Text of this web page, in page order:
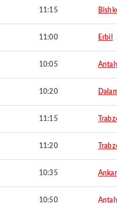
11:15
11:00 Erbil
10:05
10:20
11:15
11:20
10:35
10:50